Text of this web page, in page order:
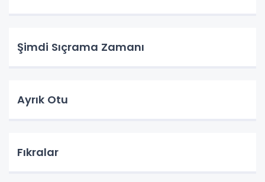
Şimdi Sıçrama Zamanı
Ayrık Otu
Fıkralar